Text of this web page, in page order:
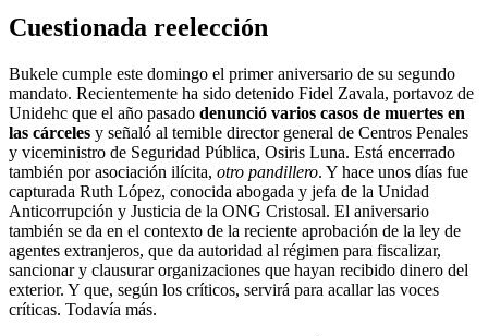
Cuestionada reelección
Bukele cumple este domingo el primer aniversario de su segundo
mandato. Recientemente ha sido detenido Fidel Zavala, portavoz de
Unidehc que el año pasado denunció varios casos de muertes en
las cárceles y señaló al temible director general de Centros Penales
y viceministro de Seguridad Pública, Osiris Luna. Está encerrado
también por asociación ilícita, otro pandillero. Y hace unos días fue
capturada Ruth López, conocida abogada y jefa de la Unidad
Anticorrupción y Justicia de la ONG Cristosal. El aniversario
también se da en el contexto de la reciente aprobación de la ley de
agentes extranjeros, que da autoridad al régimen para fiscalizar,
sancionar y clausurar organizaciones que hayan recibido dinero del
exterior. Y que, según los críticos, servirá para acallar las voces
críticas. Todavía más.